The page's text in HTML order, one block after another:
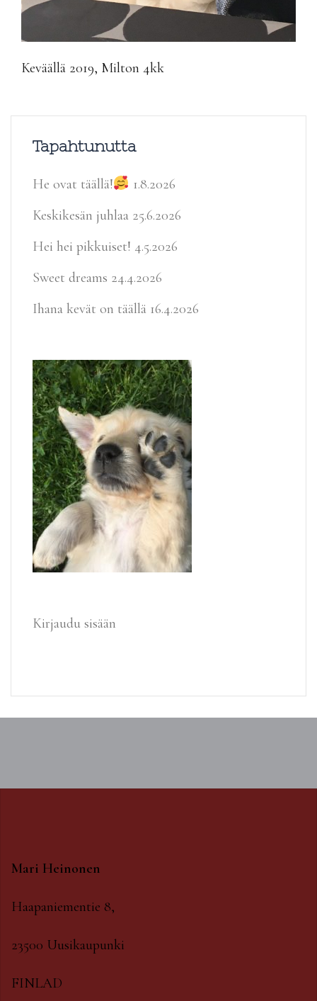
Keväällä 2019, Milton 4kk
Tapahtunutta
He ovat täällä!
1.8.2026
Keskikesän juhlaa 25.6.2026
Hei hei pikkuiset! 4.5.2026
Sweet dreams 24.4.2026
Ihana kevät on täällä 16.4.2026
Kirjaudu sisään
Mari Heinonen
Haapaniementie 8,
23500 Uusikaupunki
FINLAD